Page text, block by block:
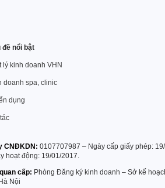
đề nổi bật
lý kinh doanh VHN
doanh spa, clinic
dụng
CNĐKDN: 0107707987 – Ngày cấp giấy phép:
hoạt động: 19/01/2017.
cấp: Phòng Đăng ký kinh doanh – Sở kế
Nội